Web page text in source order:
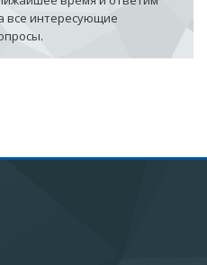
все интересующие